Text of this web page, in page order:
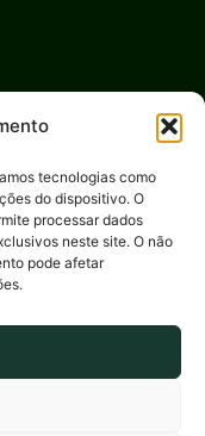
tecnologias como
do dispositivo. O
processar dados
neste site. O não
pode afetar
Reservados